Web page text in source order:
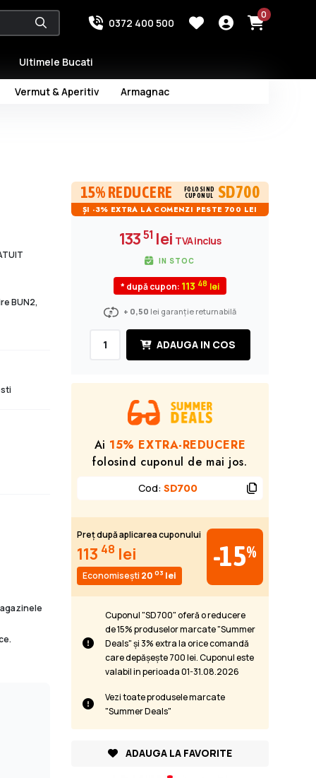
0372 400 500
0
Vermut & Aperitiv Armagnac
Ultimele Bucati
BUN2,
15% REDUCERE
FOLOSIND
CUPONUL
SD700
ȘI -3% EXTRA LA COMENZI PESTE 700 LEI
13351 lei TVA inclus
IN STOC
* după cupon: 113 48
+ 0,50 lei garanție returnabilă
ADAUGA IN COS
Ai 15% EXTRA-REDUCERE
folosind cuponul de mai jos.
Cod: SD700
Preț după aplicarea cuponului
113 48 lei
Economisești 20 03 lei
-15%
Cuponul "SD700" oferă o reducere
de 15% produselor marcate "Summer
Deals" și 3% extra la orice comandă
care depășește 700 lei. Cuponul este
valabil in perioada 01-31.08.2026
Vezi toate produsele marcate
"Summer Deals"
ADAUGA LA FAVORITE